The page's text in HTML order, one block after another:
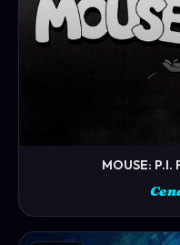
MOUSE: